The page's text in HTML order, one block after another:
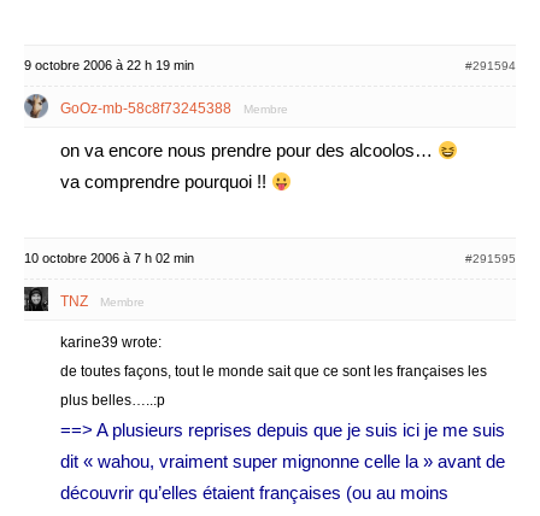
9 octobre 2006 à 22 h 19 min #291594
GoOz-mb-58c8f73245388 Membre
on va encore nous prendre pour des alcoolos…
va comprendre pourquoi !!
10 octobre 2006 à 7 h 02 min #291595
TNZ Membre
karine39 wrote:
de toutes façons, tout le monde sait que ce sont les françaises les
plus belles…..:p
==> A plusieurs reprises depuis que je suis ici je me suis
dit « wahou, vraiment super mignonne celle la » avant de
découvrir qu’elles étaient françaises (ou au moins